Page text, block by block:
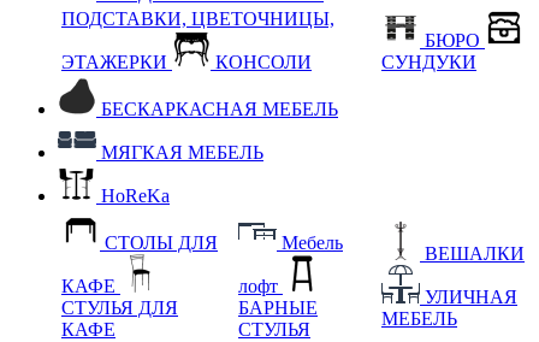
ПОДСТАВКИ, ЦВЕТОЧНИЦЫ,
ЭТАЖЕРКИ КОНСОЛИ
БЮРО
СУНДУКИ
БЕСКАРКАСНАЯ МЕБЕЛЬ
МЯГКАЯ МЕБЕЛЬ
HoReKa
СТОЛЫ ДЛЯ
КАФЕ
СТУЛЬЯ ДЛЯ
КАФЕ
Мебель
лофт
БАРНЫЕ
СТУЛЬЯ
ВЕШАЛКИ
УЛИЧНАЯ
МЕБЕЛЬ